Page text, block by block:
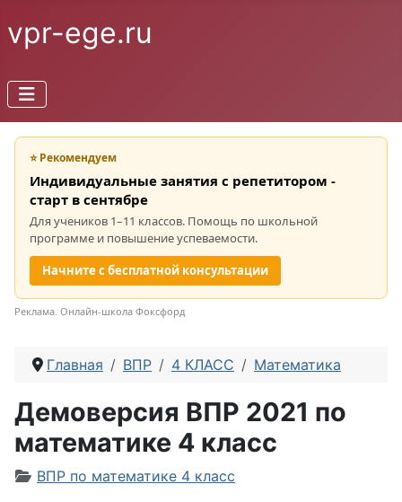
vpr-ege.ru
⭐ Рекомендуем
Индивидуальные занятия с репетитором -
старт в сентябре
Для учеников 1–11 классов. Помощь по школьной
программе и повышение успеваемости.
Начните с бесплатной консультации
Реклама. Онлайн-школа Фоксфорд
Главная ВПР 4 КЛАСС Математика
Демоверсия ВПР 2021 по
математике 4 класс
Информация о материале
ВПР по математике 4 класс